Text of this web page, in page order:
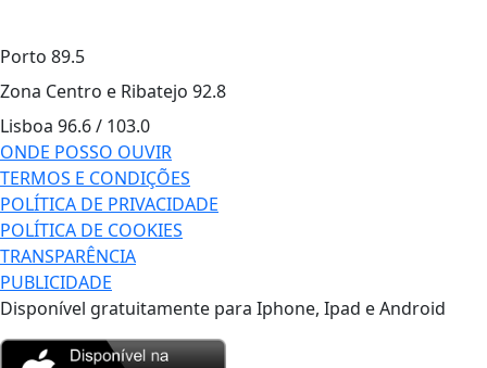
Porto 89.5
Zona Centro e Ribatejo 92.8
Lisboa 96.6 / 103.0
ONDE POSSO OUVIR
TERMOS E CONDIÇÕES
POLÍTICA DE PRIVACIDADE
POLÍTICA DE COOKIES
TRANSPARÊNCIA
PUBLICIDADE
Disponível gratuitamente para Iphone, Ipad e Android